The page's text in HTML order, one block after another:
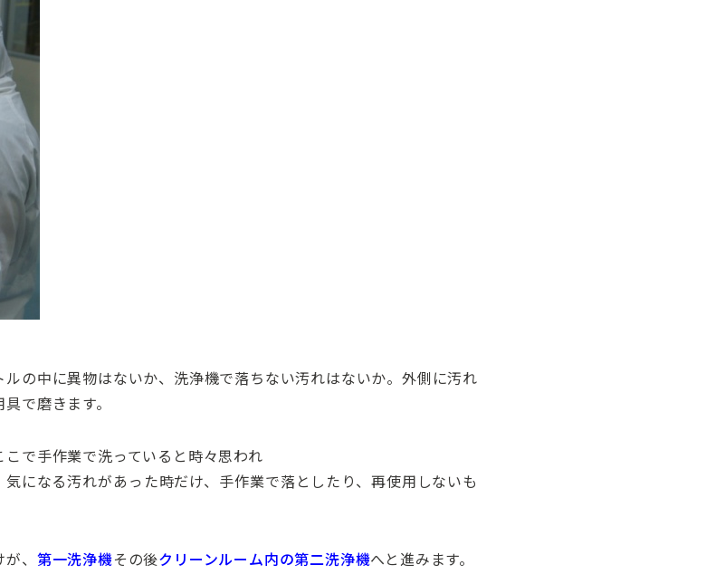
の中に異物はないか、洗浄機で落ちない汚れはないか。外側に汚れ
で磨きます。
で手作業で洗っていると時々思われ
になる汚れがあった時だけ、手作業で落としたり、再使用しないも
、 第一洗浄機その後クリーンルーム内の第二洗浄機へと進みます。